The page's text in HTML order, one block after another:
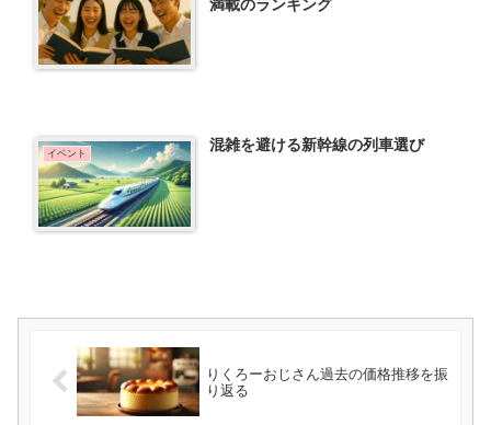
満載のランキング
イベント 混雑を避ける新幹線の列車選び
りくろーおじさん過去の価格推移を振
り返る